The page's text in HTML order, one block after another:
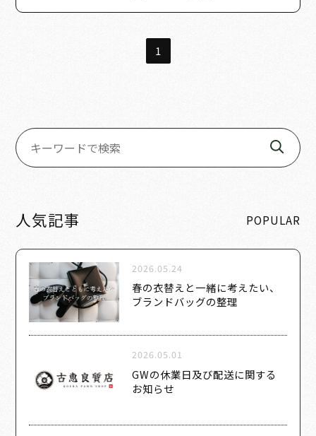
1
人気記事 POPULAR
2026.05.24
春の衣替えと一緒に考えたい、
ブランドバッグの整理
2026.05.01
GWの休業日及び配送に関する
お知らせ